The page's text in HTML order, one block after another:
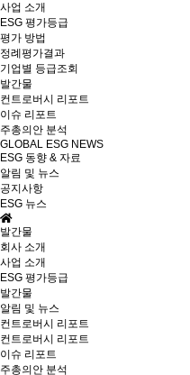
사업 소개
ESG 평가등급
평가 방법
정례평가결과
기업별 등급조회
발간물
컨트로버시 리포트
이슈 리포트
주총의안 분석
GLOBAL ESG NEWS
ESG 동향 & 자료
알림 및 뉴스
공지사항
ESG 뉴스
발간물
회사 소개
사업 소개
ESG 평가등급
발간물
알림 및 뉴스
컨트로버시 리포트
컨트로버시 리포트
이슈 리포트
주총의안 분석